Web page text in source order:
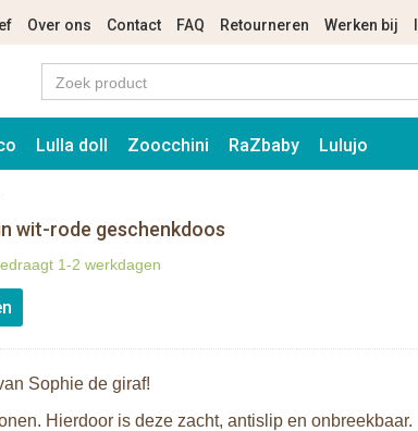
Over ons Contact FAQ Retourneren Werken bij
Lulla doll Zoocchini RaZbaby Lulujo
wit-rode geschenkdoos
1-2 werkdagen
Sophie de giraf!
Hierdoor is deze zacht, antislip en onbreekbaar.